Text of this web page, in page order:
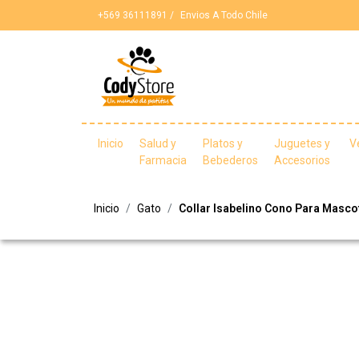
+569 36111891 / Envios A Todo Chile
Inicio
Salud y
Farmacia
Platos y
Bebederos
Juguetes y
Accesorios
Inicio Gato Collar Isabelino Cono Para